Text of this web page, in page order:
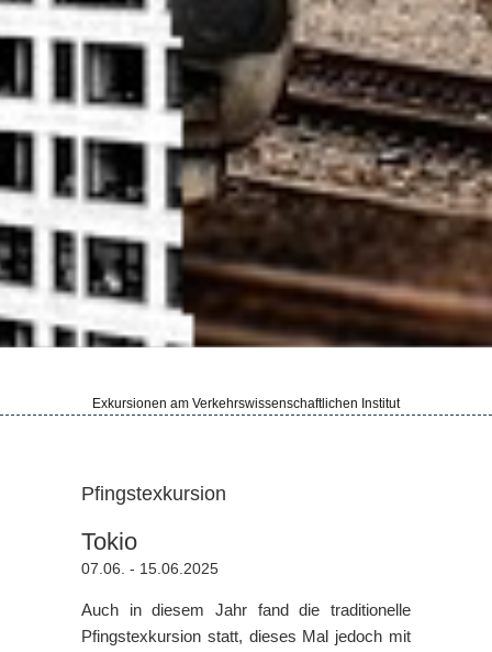
Exkursionen am Verkehrswissenschaftlichen Institut
Pfingstexkursion
Tokio
07.06. - 15.06.2025
Auch in diesem Jahr fand die traditionelle
Pfingstexkursion statt, dieses Mal jedoch mit